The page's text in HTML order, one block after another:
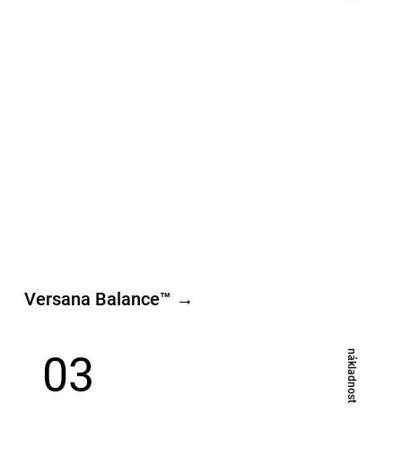
Versana Balance™ →
03 ​nákladnost